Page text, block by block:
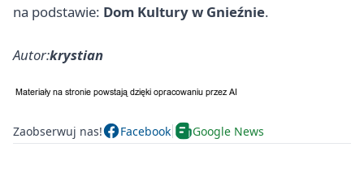
na podstawie: Dom Kultury w Gnieźnie.
Autor:krystian
Zaobserwuj nas! Facebook Google News